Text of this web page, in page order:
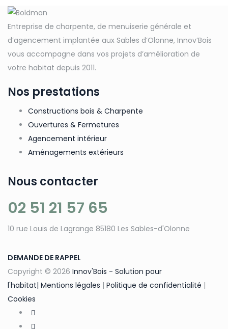
Entreprise de charpente, de menuiserie générale et
d’agencement implantée aux Sables d’Olonne, Innov’Bois
vous accompagne dans vos projets d’amélioration de
votre habitat depuis 2011.
Nos prestations
Constructions bois & Charpente
Ouvertures & Fermetures
Agencement intérieur
Aménagements extérieurs
Nous contacter
02 51 21 57 65
10 rue Louis de Lagrange 85180 Les Sables-d'Olonne
DEMANDE DE RAPPEL
Copyright © 2026 Innov'Bois - Solution pour
l'habitat| Mentions légales | Politique de confidentialité |
Cookies